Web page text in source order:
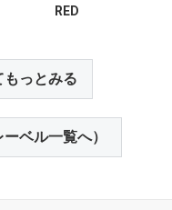
RED
もっとみる
ベル一覧へ）